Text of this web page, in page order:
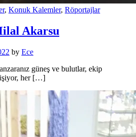
, Konuk Kalemler, Röportajlar
Akarsu
by Ece
güneş ve bulutlar, ekip
her […]